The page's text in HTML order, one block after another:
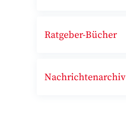
Ratgeber-Bücher
Nachrichtenarchiv